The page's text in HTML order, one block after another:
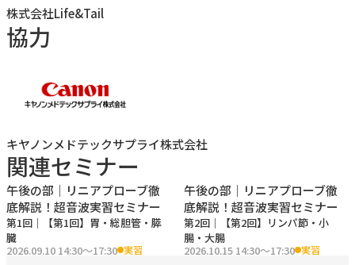
【セミナーのポイント】
・予習動画で疾患の紹介も含めた解説
・３人１組３テーブルの超少人数スタイル
【実習内容】
＜テーマ1＞ 2026 9/10 （木）「胃･総胆管･膵臓」
＜テーマ2＞ 2026 10/15 （木）「リンパ節･小腸･大腸」
株式会社Life&Tail
協力
キヤノンメドテックサプライ株式会社
関連セミナー
午後の部｜リニアプローブ徹
底解説！超音波実習セミナー
第1回｜
【第1回】胃・総胆管・膵
臓
2026.09.10 14:30〜17:30 実習
午後の部｜リニアプローブ徹
底解説！超音波実習セミナー
第2回｜
【第2回】リンパ節・小
腸・大腸
2026.10.15 14:30〜17:30 実習